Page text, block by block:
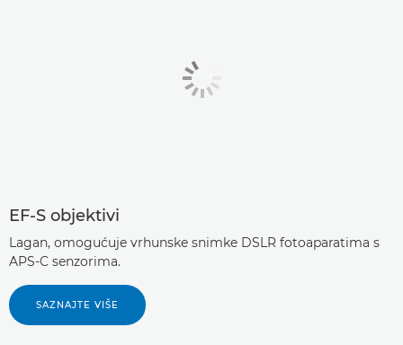
EF-S objektivi
Lagan, omogućuje vrhunske snimke DSLR fotoaparatima s
APS-C senzorima.
SAZNAJTE VIŠE